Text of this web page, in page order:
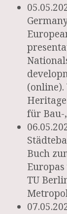
für Bau-
Buch
TU